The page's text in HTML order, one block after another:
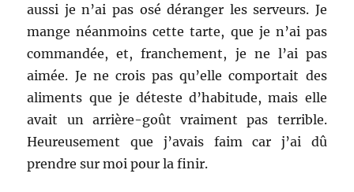
aussi je n’ai pas osé déranger les serveurs. Je
mange néanmoins cette tarte, que je n’ai pas
commandée, et, franchement, je ne l’ai pas
aimée. Je ne crois pas qu’elle comportait des
aliments que je déteste d’habitude, mais elle
avait un arrière-goût vraiment pas terrible.
Heureusement que j’avais faim car j’ai dû
prendre sur moi pour la finir.